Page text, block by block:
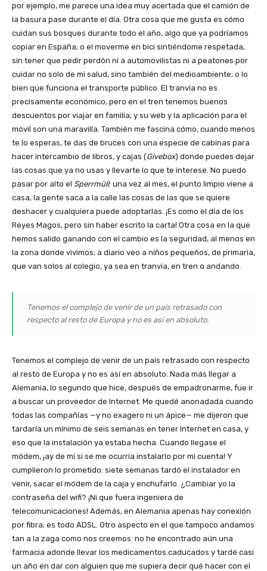
por ejemplo, me parece una idea muy acertada que el camión de
la basura pase durante el día. Otra cosa que me gusta es cómo
cuidan sus bosques durante todo el año, algo que ya podríamos
copiar en España; o el moverme en bici sintiéndome respetada,
sin tener que pedir perdón ni a automovilistas ni a peatones por
cuidar no solo de mi salud, sino también del medioambiente; o lo
bien que funciona el transporte público. El tranvía no es
precisamente económico, pero en el tren tenemos buenos
descuentos por viajar en familia, y su web y la aplicación para el
móvil son una maravilla. También me fascina cómo, cuando menos
te lo esperas, te das de bruces con una especie de cabinas para
hacer intercambio de libros, y cajas (Givebox) donde puedes dejar
las cosas que ya no usas y llevarte lo que te interese. No puedo
pasar por alto el Sperrmüll: una vez al mes, el punto limpio viene a
casa, la gente saca a la calle las cosas de las que se quiere
deshacer y cualquiera puede adoptarlas. ¡Es como el día de los
Reyes Magos, pero sin haber escrito la carta! Otra cosa en la que
hemos salido ganando con el cambio es la seguridad, al menos en
la zona donde vivimos; a diario veo a niños pequeños, de primaria,
que van solos al colegio, ya sea en tranvía, en tren o andando.
Tenemos el complejo de venir de un país retrasado con
respecto al resto de Europa y no es así en absoluto.
Tenemos el complejo de venir de un país retrasado con respecto
al resto de Europa y no es así en absoluto. Nada más llegar a
Alemania, lo segundo que hice, después de empadronarme, fue ir
a buscar un proveedor de Internet. Me quedé anonadada cuando
todas las compañías —y no exagero ni un ápice— me dijeron que
tardaría un mínimo de seis semanas en tener Internet en casa, y
eso que la instalación ya estaba hecha. Cuando llegase el
módem, ¡ay de mí si se me ocurría instalarlo por mi cuenta! Y
cumplieron lo prometido: siete semanas tardó el instalador en
venir, sacar el módem de la caja y enchufarlo. ¿Cambiar yo la
contraseña del wifi? ¡Ni que fuera ingeniera de
telecomunicaciones! Además, en Alemania apenas hay conexión
por fibra; es todo ADSL. Otro aspecto en el que tampoco andamos
tan a la zaga como nos creemos: no he encontrado aún una
farmacia adonde llevar los medicamentos caducados y tardé casi
un año en dar con alguien que me supiera decir qué hacer con el